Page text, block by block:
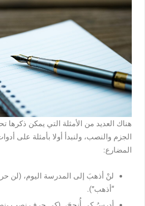
هناك العديد من الأمثلة التي يمكن
الجزم والنصب، ولنبدأ أولا بأمثلة على
المضارع:
لنْ أذهبَ إلى المدرسة اليوم،
“أذهب”).